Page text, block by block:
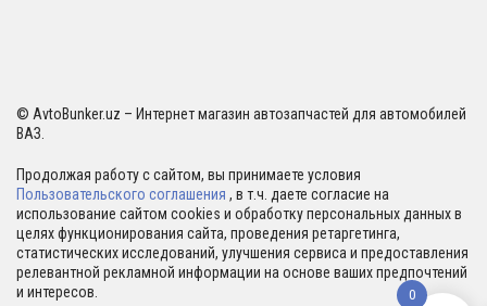
© AvtoBunker.uz – Интернет магазин автозапчастей для автомобилей
ВАЗ.
Продолжая работу с сайтом, вы принимаете условия
Пользовательского соглашения , в т.ч. даете согласие на
использование сайтом cookies и обработку персональных данных в
целях функционирования сайта, проведения ретаргетинга,
статистических исследований, улучшения сервиса и предоставления
релевантной рекламной информации на основе ваших предпочтений
и интересов.
0